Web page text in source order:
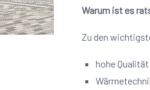
Warum ist es
Zu den
hohe